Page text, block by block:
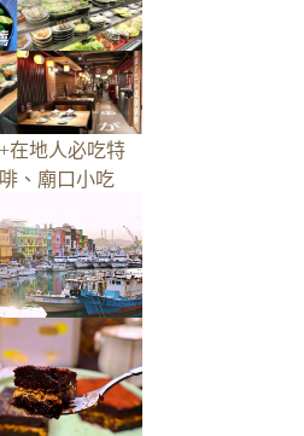
在地人必吃特
、廟口小吃